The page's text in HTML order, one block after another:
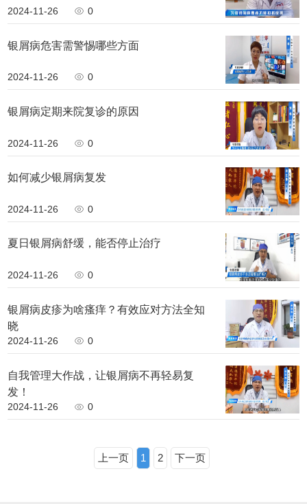
2024-11-26 0
银屑病危害需警惕哪些方面
2024-11-26 0
银屑病定期来院复诊的原因
2024-11-26 0
如何减少银屑病复发
2024-11-26 0
夏日银屑病舒缓，能否停止治疗
2024-11-26 0
银屑病皮疹为啥瘙痒？有效应对方法全知
晓
2024-11-26 0
自我管理大作战，让银屑病不再轻易复
发！
2024-11-26 0
上一页 1 2 下一页